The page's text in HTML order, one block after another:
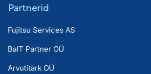
Partnerid
Fujitsu Services AS
BaIT Partner OÜ
Arvutitark OÜ